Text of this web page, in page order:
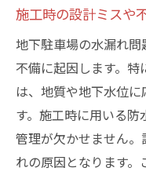
施工時の設計ミスや
地下駐車場の水漏れ
不備に起因します。
は、地質や地下水位
す。施工時に用いる
管理が欠かせません
れの原因となります